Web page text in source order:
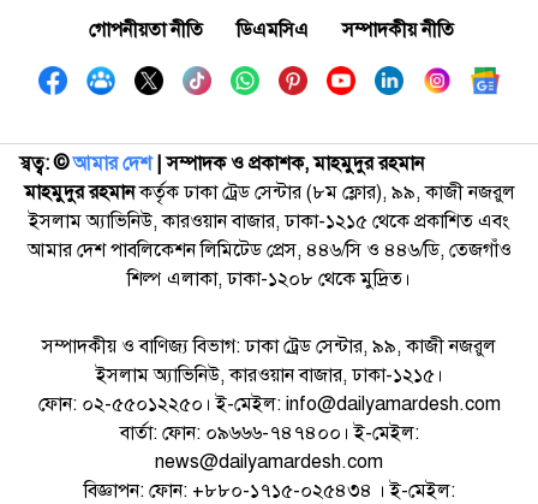
গোপনীয়তা নীতি
ডিএমসিএ সম্পাদকীয় নীতি
স্বত্ব: ©️আমার দেশ| সম্পাদক ও প্রকাশক, মাহমুদুর রহমান
মাহমুদুর রহমানকর্তৃক ঢাকা ট্রেড সেন্টার (৮ম ফ্লোর), ৯৯, কাজী নজরুল
ইসলাম অ্যাভিনিউ, কারওয়ান বাজার, ঢাকা-১২১৫ থেকে প্রকাশিত এবং
আমার দেশ পাবলিকেশন লিমিটেড প্রেস, ৪৪৬/সি ও ৪৪৬/ডি, তেজগাঁও
শিল্প এলাকা, ঢাকা-১২০৮ থেকে মুদ্রিত।
সম্পাদকীয় ও বাণিজ্য বিভাগ: ঢাকা ট্রেড সেন্টার, ৯৯, কাজী নজরুল
ইসলাম অ্যাভিনিউ, কারওয়ান বাজার, ঢাকা-১২১৫।
ফোন: ০২-৫৫০১২২৫০। ই-মেইল: info@dailyamardesh.com
বার্তা: ফোন: ০৯৬৬৬-৭৪৭৪০০। ই-মেইল:
news@dailyamardesh.com
বিজ্ঞাপন: ফোন: +৮৮০-১৭১৫-০২৫৪৩৪ । ই-মেইল: